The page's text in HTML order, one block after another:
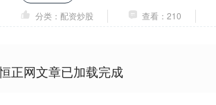
分类：配资炒股
查看：210
正网文章已加载完成